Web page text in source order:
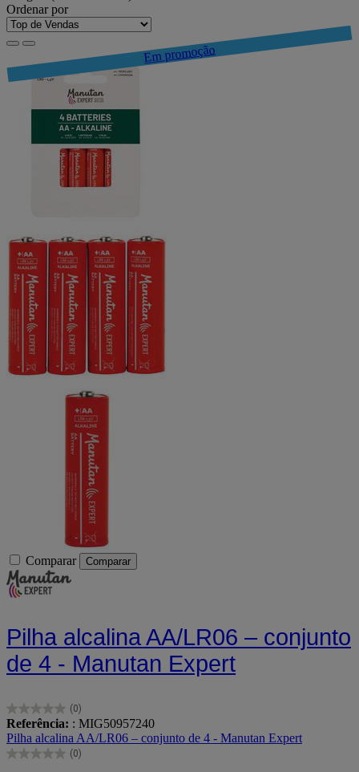
Ordenar por
Em promoção
Comparar Comparar
Pilha alcalina AA/LR06 – conjunto
de 4 - Manutan Expert
(0)
0.0
em
5
estrelas.
Referência: : MIG50957240
Pilha alcalina AA/LR06 – conjunto de 4 - Manutan Expert
(0)
0.0